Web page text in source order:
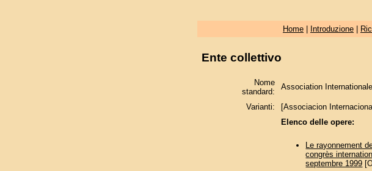
Home| Introduzione|
Ente collettivo
Nome
standard:
Association
Varianti:
[Associacion
Elenco delle opere:
Le rayonnement
congrès
septembre 1999